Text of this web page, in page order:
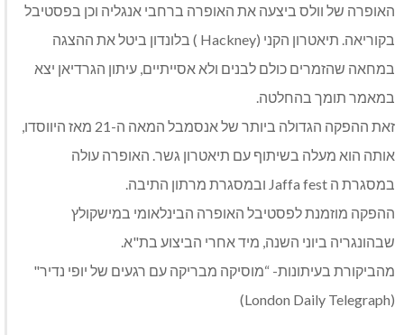
האופרה של וולס ביצעה את האופרה ברחבי אנגליה וכן בפסטיבל
בקוריאה. תיאטרון הקני (Hackney ) בלונדון ביטל את ההצגה
במחאה שהזמרים כולם לבנים ולא אסייתיים, עיתון הגרדיאן יצא
במאמר תומך בהחלטה.
זאת ההפקה הגדולה ביותר של אנסמבל המאה ה-21 מאז היווסדו,
אותה הוא מעלה בשיתוף עם תיאטרון גשר. האופרה עולה
במסגרת ה Jaffa fest ובמסגרת מרתון התיבה.
ההפקה מוזמנת לפסטיבל האופרה הבינלאומי במישקולץ
שבהונגריה ביוני השנה, מיד אחרי הביצוע בת"א.
מהביקורת בעיתונות- “מוסיקה מבריקה עם רגעים של יופי נדיר"
(London Daily Telegraph)